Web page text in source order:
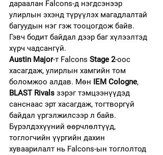
дараалан Falcons-д нэгдсэнээр
улирлын эхэнд түрүүлэх магадлалтай
багуудын нэг гэж тооцогдож байв.
Гэвч бодит байдал дээр баг хүлээлтэд
хүрч чадсангүй.
Austin Major-т Falcons Stage 2-оос
хасагдаж, улирлын хамгийн том
боломжоо алдав. Мөн IEM Cologne,
BLAST Rivals зэрэг тэмцээнүүдэд
санснаас эрт хасагдаж, тогтворгүй
байдал үргэлжилсээр л байв.
Бүрэлдэхүүний өөрчлөлтүүд,
тоглогчийн үүргийн дахин
хуваарилалт нь Falcons-ын тоглолтод